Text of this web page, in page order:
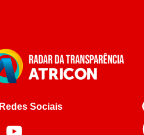
Redes Sociais